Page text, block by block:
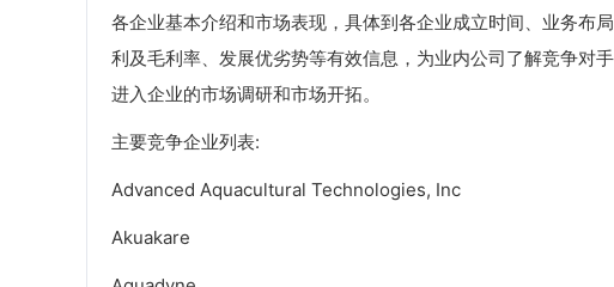
各企业基本介绍和市场表现，具体到各企业成立时间、业务布
利及毛利率、发展优劣势等有效信息，为业内公司了解竞争对
进入企业的市场调研和市场开拓。
主要竞争企业列表:
Advanced Aquacultural Technologies, Inc
Akuakare